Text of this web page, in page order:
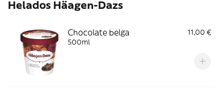
Helados Häagen-Dazs
Chocolate belga
11,00 €
500ml